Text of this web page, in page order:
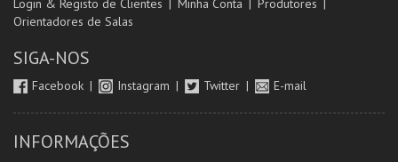
Login & Registo de Clientes Minha Conta
Produtores
Orientadores de Salas
SIGA-NOS
Facebook Instagram Twitter E-mail
INFORMAÇÕES